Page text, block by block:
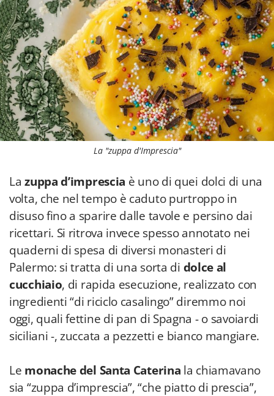
La "zuppa d'Imprescia"
La zuppa d’imprescia è uno di quei dolci di una
volta, che nel tempo è caduto purtroppo in
disuso fino a sparire dalle tavole e persino dai
ricettari. Si ritrova invece spesso annotato nei
quaderni di spesa di diversi monasteri di
Palermo: si tratta di una sorta di dolce al
cucchiaio, di rapida esecuzione, realizzato con
ingredienti “di riciclo casalingo” diremmo noi
oggi, quali fettine di pan di Spagna - o savoiardi
siciliani -, zuccata a pezzetti e bianco mangiare.
Le monache del Santa Caterina la chiamavano
sia “zuppa d’imprescia”, “che piatto di prescia”,